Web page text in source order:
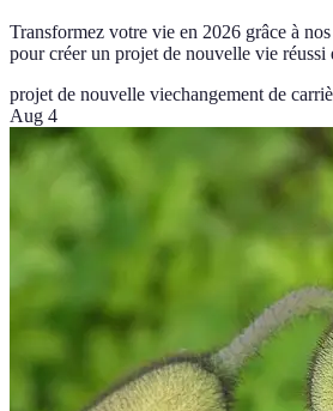
Transformez votre vie en 2026 grâce à
pour créer un projet de nouvelle vie réussi
projet de nouvelle viechangement de
Aug 4